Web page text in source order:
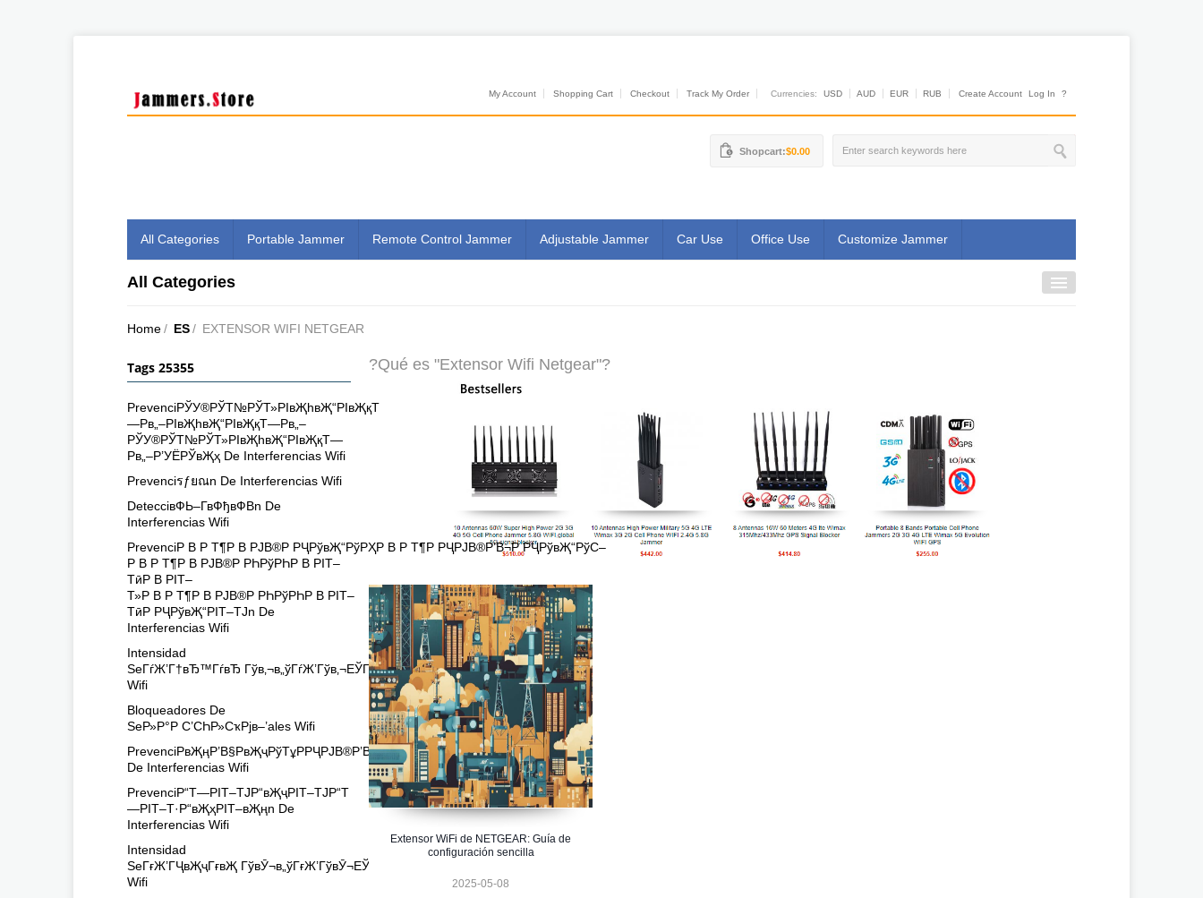
My Account Shopping Cart Checkout Track My Order Currencies: USD AUD EUR RUB Create Account Log In ?
Shopcart:$0.00
All Categories Portable Jammer Remote Control Jammer Adjustable Jammer Car Use Office Use Customize Jammer
All Categories
Home/ ES/ EXTENSOR WIFI NETGEAR
?Qué es "Extensor Wifi Netgear"?
Extensor WiFi de NETGEAR: Guía de
configuración sencilla
2025-05-08
Tags 25355
PrevenciРЎУ®РЎТ№РЎТ»РІвҖһвҖ“РІвҖқТ
—Рв„–РІвҖһвҖ“РІвҖқТ—Рв„–
РЎУ®РЎТ№РЎТ»РІвҖһвҖ“РІвҖқТ—
Рв„–Р’УЁРЎвҖҳ De Interferencias Wifi
Prevenciรƒยณn De Interferencias Wifi
DetecciвФЬ–ГвФђвФВn De
Interferencias Wifi
PrevenciР В Р Т¶Р В РЈВ®Р РҶРўвҖ“РўРҲР В Р Т¶Р РҶРЈВ®Р’В¬Р РҶРўвҖ“РўС–
Р В Р Т¶Р В РЈВ®Р РҺРўРҺР В РІТ–
ТӣР В РІТ–
Т»Р В Р Т¶Р В РЈВ®Р РҺРўРҺР В РІТ–
ТӣР РҶРўвҖ“РІТ–ТЈn De
Interferencias Wifi
Intensidad
SeГѓЖ’Г†вЂ™ГѓвЂ Гўв‚¬в„ўГѓЖ’Гўв‚¬ЕЎГѓвЂљГ‚В±al
Wifi
Bloqueadores De
SeР»Р°Р С’СҺР»СҡРјв–’ales Wifi
PrevenciРвҖңР’В§РвҖҷРўТұРРҶРЈВ®Р’В¬n
De Interferencias Wifi
PrevenciР“Т—РІТ–ТЈР“вҖҷРІТ–ТЈР“Т
—РІТ–Т·Р“вҖҳРІТ–вҖңn De
Interferencias Wifi
Intensidad
SeГғЖ’ГҶвҖҷГғвҖ ГўвӮ¬в„ўГғЖ’ГўвӮ¬ЕЎГғвҖҡГӮВұal
Wifi